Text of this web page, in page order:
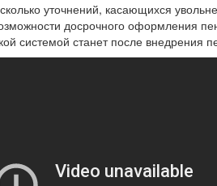
уточнений, касающихся
досрочного оформления
системой станет после внедрения